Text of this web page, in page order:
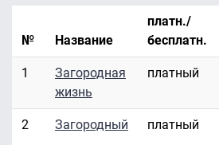
№ Название
платн./
бесплатн.
1
Загородная
жизнь
платный
2 Загородный платный